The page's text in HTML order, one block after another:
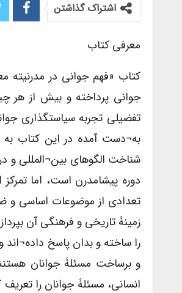
اشتراک گذاشتن
معرفی کتاب
کتاب «فهم جوانی در مدرنیته
جوانی پرداخته و بیش از هر
تفضیلی تجربه سیاستگذاری
به¬دست آمده در این کتاب به
شناخت الگوهای بین¬المللی
دوره پیشامدرن است، اما
تعدادی از موضوعات اساسی و
زمینۀ تاریخی و فرهنگی آن
را ساخته و بدان پاسخ
و برساخت مسئلۀ جوانان
انسانی، مسئلۀ جوانان را